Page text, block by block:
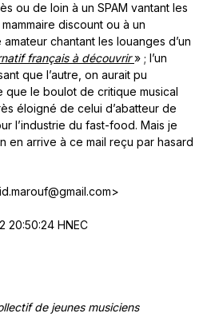
ou de loin à un SPAM vantant les
discount ou à un
chantant les louanges d’un
français à découvrir» ; l’un
que l’autre, on aurait pu
que le boulot de critique musical
éloigné de celui d’abatteur de
l’industrie du fast-food. Mais je
en arrive à ce mail reçu par hasard
20:50:24 HNEC
de jeunes musiciens